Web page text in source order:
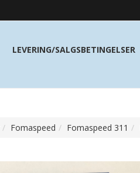
LEVERING/SALGSBETINGELSER
Fomaspeed Fomaspeed 311